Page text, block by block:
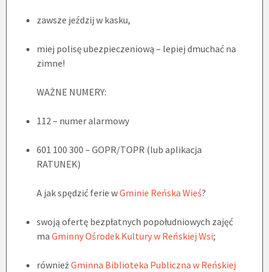
zawsze jeździj w kasku,
miej polisę ubezpieczeniową – lepiej dmuchać na
zimne!
WAŻNE NUMERY:
112 – numer alarmowy
601 100 300 – GOPR/TOPR (lub aplikacja
RATUNEK)
A jak spędzić ferie wGminie Reńska Wieś?
swoją ofertę bezpłatnych popołudniowych zajęć
ma Gminny Ośrodek Kultury w Reńskiej Wsi;
równieżGminna Biblioteka Publiczna w Reńskiej